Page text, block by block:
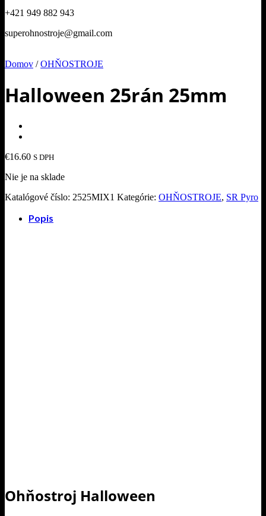
+421 949 882 943
superohnostroje@gmail.com
Domov / OHŇOSTROJE
Halloween 25rán 25mm
€16.60 S DPH
Nie je na sklade
Katalógové číslo: 2525MIX1 Kategórie: OHŇOSTROJE, SR Pyro
Popis
Ohňostroj Halloween